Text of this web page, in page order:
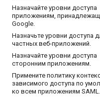
Назначайте уровни доступа
приложениям,
Google.
Назначьте уровни доступа
частных веб-приложений.
Назначайте уровни доступа
сторонним приложениям.
Примените политику
зависимого доступа по
ко всем приложениям SAML.